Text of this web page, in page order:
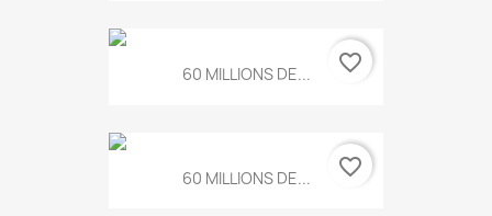
60 MILLIONS DE... favorite_border
60 MILLIONS DE... favorite_border